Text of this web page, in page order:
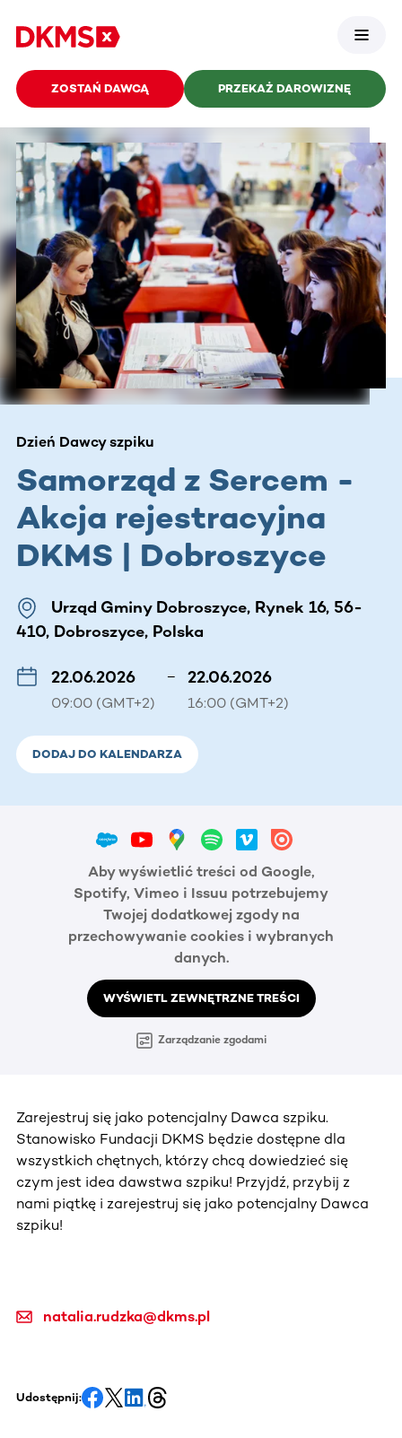
ZOSTAŃ DAWCĄ PRZEKAŻ DAROWIZNĘ
Dzień Dawcy szpiku
Samorząd z Sercem -
Akcja rejestracyjna
DKMS | Dobroszyce
Urząd Gminy Dobroszyce, Rynek 16, 56-
410, Dobroszyce, Polska
22.06.2026
09:00 (GMT+2)
– 22.06.2026
16:00 (GMT+2)
DODAJ DO KALENDARZA
Aby wyświetlić treści od Google,
Spotify, Vimeo i Issuu potrzebujemy
Twojej dodatkowej zgody na
przechowywanie cookies i wybranych
danych.
WYŚWIETL ZEWNĘTRZNE TREŚCI
Zarządzanie zgodami
Zarejestruj się jako potencjalny Dawca szpiku.
Stanowisko Fundacji DKMS będzie dostępne dla
wszystkich chętnych, którzy chcą dowiedzieć się
czym jest idea dawstwa szpiku! Przyjdź, przybij z
nami piątkę i zarejestruj się jako potencjalny Dawca
szpiku!
natalia.rudzka@dkms.pl
Udostępnij: